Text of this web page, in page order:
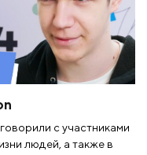
с участниками
людей, а также в